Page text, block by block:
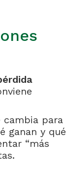
cambia para
ganan y qué
“más